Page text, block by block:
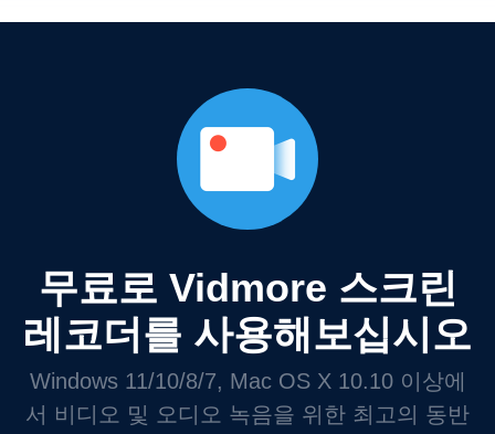
무료로 Vidmore 스크린
레코더를 사용해보십시오
Windows 11/10/8/7, Mac OS X 10.10 이상에
서 비디오 및 오디오 녹음을 위한 최고의 동반